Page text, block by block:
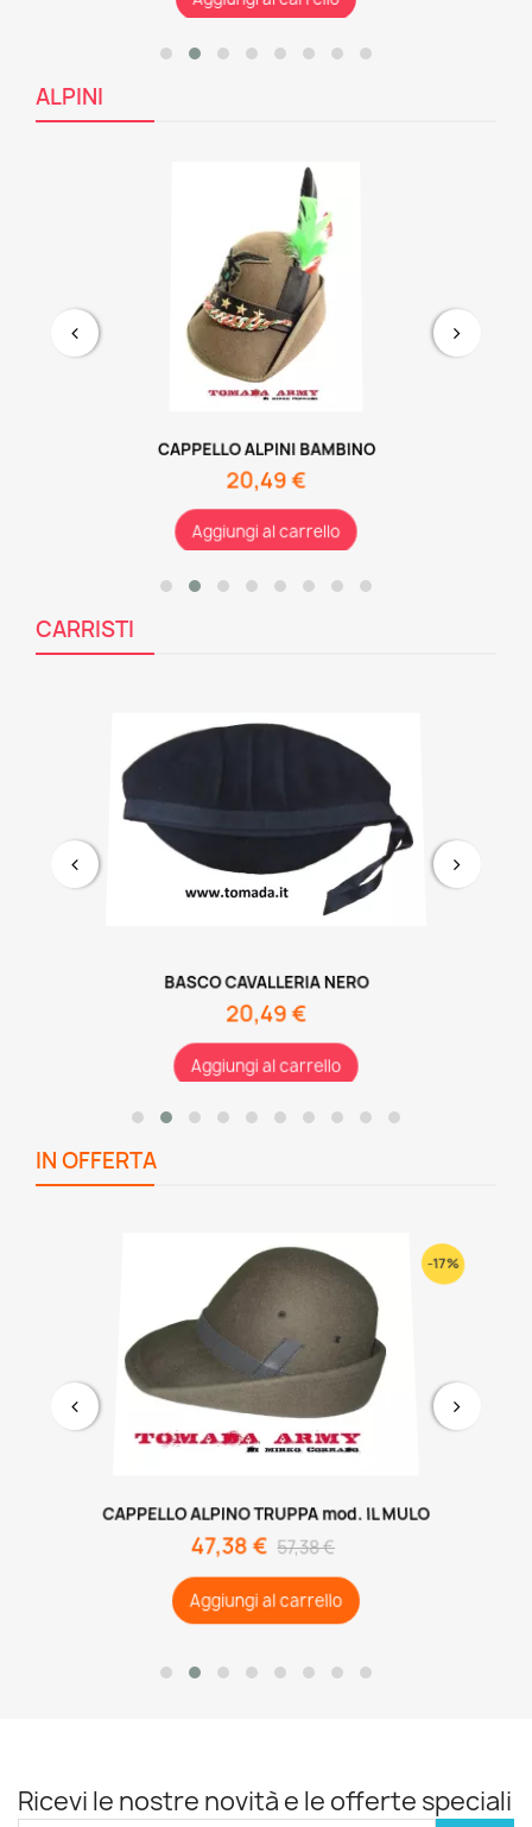
ALPINI
CAPPELLO ALPINI BAMBINO
20,49 €
Aggiungi al carrello
CARRISTI
BASCO CAVALLERIA NERO
20,49 €
Aggiungi al carrello
IN OFFERTA
-17%
CAPPELLO ALPINO TRUPPA mod. IL MULO
47,38 € 57,38 €
Aggiungi al carrello
Ricevi le nostre novità e le offerte speciali